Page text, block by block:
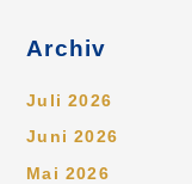
Archiv
Juli 2026
Juni 2026
Mai 2026